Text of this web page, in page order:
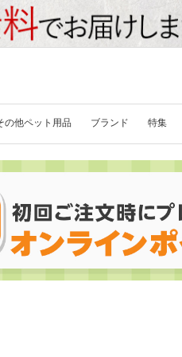
の他ペット用品 ブランド 特集